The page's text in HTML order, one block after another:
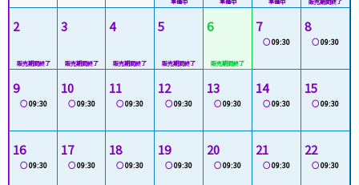
2 3 4 5 6 7
○09:30
8
○09:30
9
○09:30
10
○09:30
11
○09:30
12
○09:30
13
○09:30
14
○09:30
15
○09:30
16
○09:30
17
○09:30
18
○09:30
19
○09:30
20
○09:30
21
○09:30
22
○09:30